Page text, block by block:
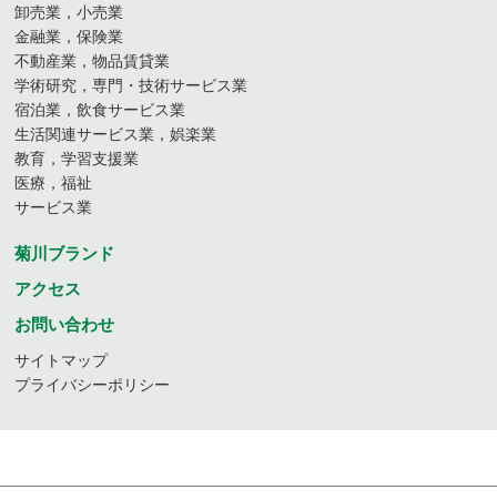
卸売業，小売業
金融業，保険業
不動産業，物品賃貸業
学術研究，専門・技術サービス業
宿泊業，飲食サービス業
生活関連サービス業，娯楽業
教育，学習支援業
医療，福祉
サービス業
菊川ブランド
アクセス
お問い合わせ
サイトマップ
プライバシーポリシー